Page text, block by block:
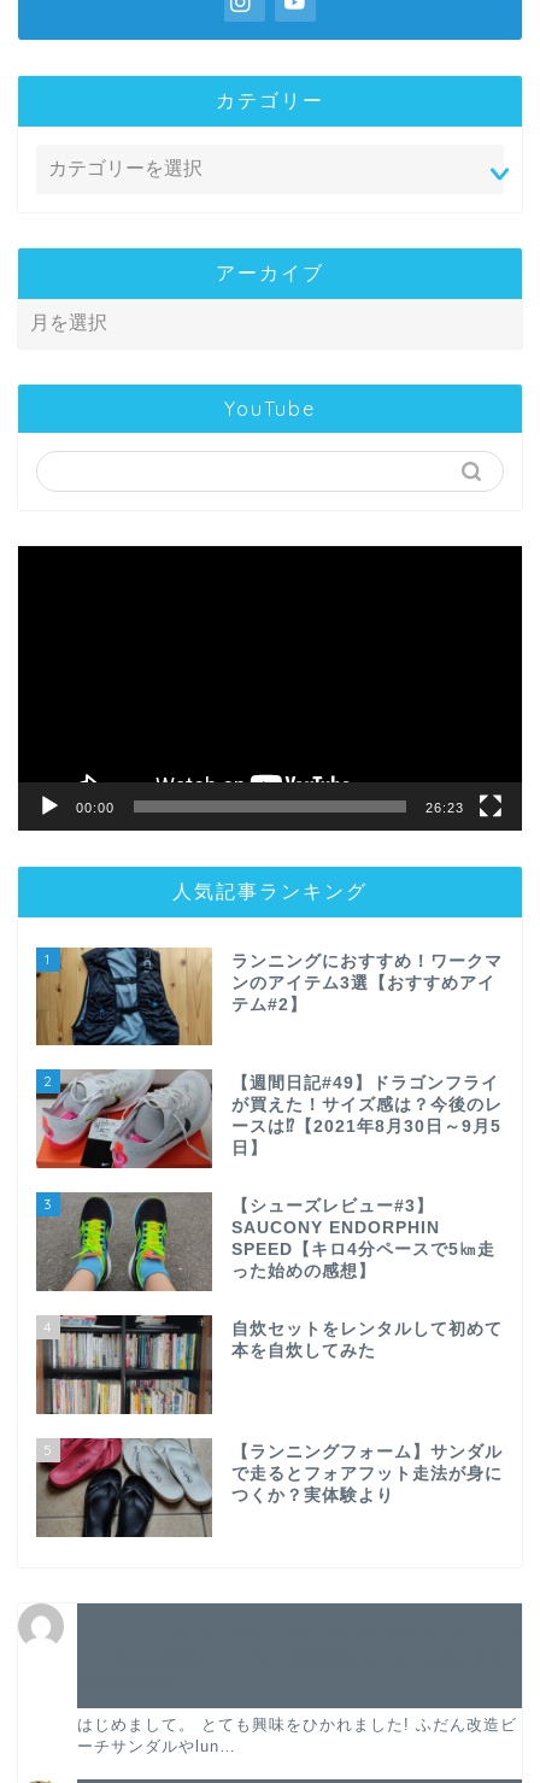
カテゴリー
アーカイブ
YouTube
00:00 26:23
人気記事ランキング
1
ランニングにおすすめ！ワークマ
ンのアイテム3選【おすすめアイ
テム#2】
2
【週間日記#49】ドラゴンフライ
が買えた！サイズ感は？今後のレ
ースは⁉【2021年8月30日～9月5
日】
3
【シューズレビュー#3】
SAUCONY ENDORPHIN
SPEED【キロ4分ペースで5㎞走
った始めの感想】
4
自炊セットをレンタルして初めて
本を自炊してみた
5
【ランニングフォーム】サンダル
で走るとフォアフット走法が身に
つくか？実体験より
はじめまして。 とても興味をひかれました! ふだん改造ビ
ーチサンダルやlun…